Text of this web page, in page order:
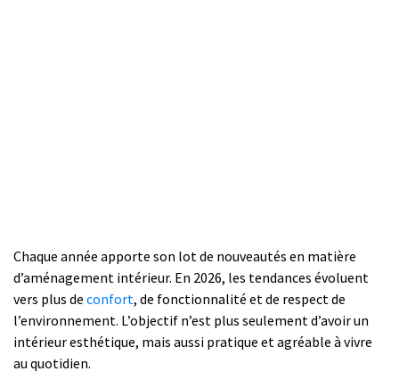
Chaque année apporte son lot de nouveautés en matière
d’aménagement intérieur. En 2026, les tendances évoluent
vers plus de confort, de fonctionnalité et de respect de
l’environnement. L’objectif n’est plus seulement d’avoir un
intérieur esthétique, mais aussi pratique et agréable à vivre
au quotidien.